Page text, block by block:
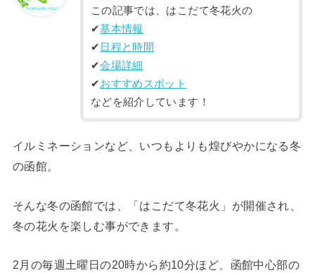
この記事では、はこだて冬花火の
✔︎基本情報
✔︎ 日程と時間
✔︎会場詳細
✔︎おすすめスポット
などを紹介しています！
イルミネーションなど、いつもよりも煌びやかになる冬
の函館。
そんな冬の函館では、「はこだて冬花火」が開催され、
冬の花火を楽しむ事ができます。
2月の毎週土曜日の20時から約10分ほど、函館中心部の